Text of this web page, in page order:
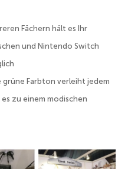
Fächern hält es Ihr
und Nintendo Switch
grüne Farbton verleiht jedem
zu einem modischen